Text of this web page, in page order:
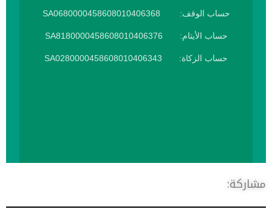
حساب الوقف: SA0680000458608010406368
حساب الأيتام: SA8180000458608010406376
حساب الزكاة: SA0280000458608010406343